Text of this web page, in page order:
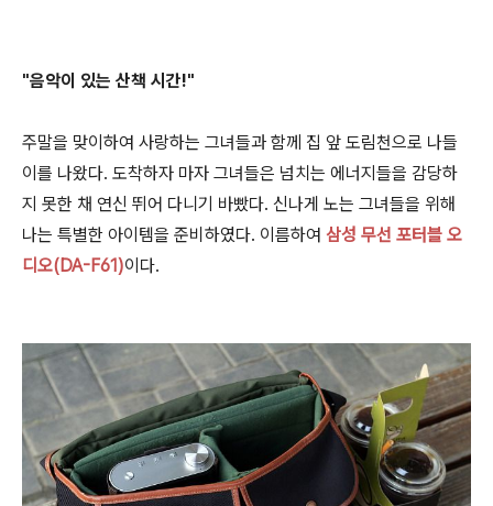
"음악이 있는 산책 시간!"
주말을 맞이하여 사랑하는 그녀들과 함께 집 앞 도림천으로 나들
이를 나왔다. 도착하자 마자 그녀들은 넘치는 에너지들을 감당하
지 못한 채 연신 뛰어 다니기 바빴다. 신나게 노는 그녀들을 위해
나는 특별한 아이템을 준비하였다. 이름하여 삼성 무선 포터블 오
디오(DA-F61)이다.